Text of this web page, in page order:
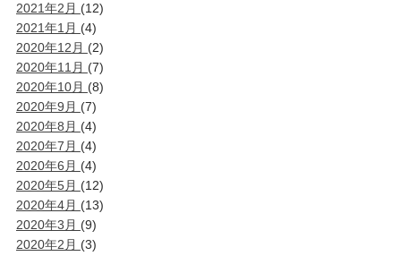
2021年2月 (12)
2021年1月 (4)
2020年12月 (2)
2020年11月 (7)
2020年10月 (8)
2020年9月 (7)
2020年8月 (4)
2020年7月 (4)
2020年6月 (4)
2020年5月 (12)
2020年4月 (13)
2020年3月 (9)
2020年2月 (3)